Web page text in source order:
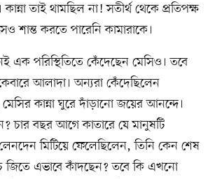
তাই থামছিল না! সতীর্থ থেকে প্রতিপক্ষ
শান্ত করতে পারেনি কামারাকে।
এক পরিস্থিতিতে কেঁদেছেন মেসিও। তবে
আলাদা। অন্যরা কেঁদেছিলেন
কান্না ঘুরে দাঁড়ানো জয়ের আনন্দে।
চার বছর আগে কাতারে যে মানুষটি
মিটিয়ে ফেলেছিলেন, তিনি কেন শেষ
জিতে এভাবে কাঁদছেন? তবে কি এখনো